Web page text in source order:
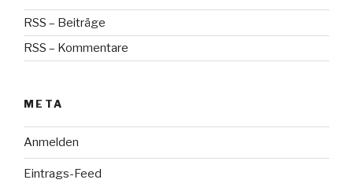
RSS – Beiträge
RSS – Kommentare
META
Anmelden
Eintrags-Feed